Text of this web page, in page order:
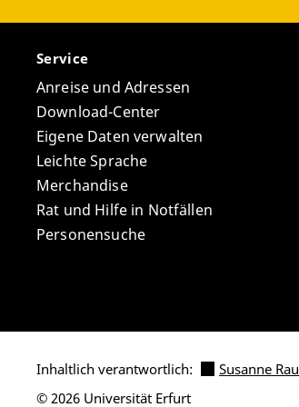
Service
Anreise und Adressen
Download-Center
Eigene Daten verwalten
Leichte Sprache
Merchandise
Rat und Hilfe in Notfällen
Personensuche
Inhaltlich verantwortlich: Susanne Rau
© 2026 Universität Erfurt